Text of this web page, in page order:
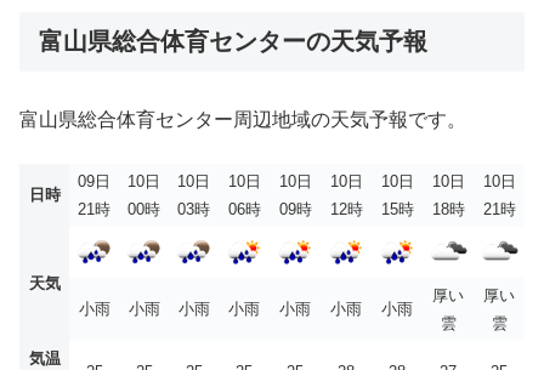
富山県総合体育センターの天気予報
富山県総合体育センター周辺地域の天気予報です。
日時
09日
21時
10日
00時
10日
03時
10日
06時
10日
09時
10日
12時
10日
15時
10日
18時
10日
21時
天気
小雨
小雨 小雨 小雨 小雨 小雨 小雨
厚い
雲
厚い
雲
気温